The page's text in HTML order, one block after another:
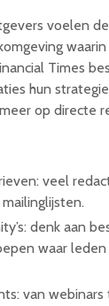
voelen de
Times
hun
op directe
veel
denk aan
waar
van